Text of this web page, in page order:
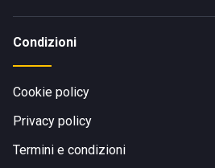
Condizioni
Cookie policy
Privacy policy
Termini e condizioni